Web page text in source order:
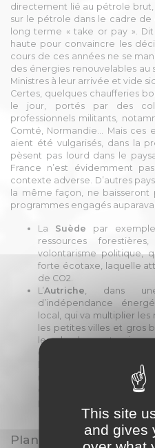
directement lié au pétrole brut,
sur le pétrole dans le cadre de
long terme « take or pay ».
haute pour convaincre les
cours de ces années ne se
des énergies renouvelables au
Ministres à leur arrivée et vide
Certes, quelques chaufferies
le jour, portés par des
professionnels militants,
Comté, Normandie… Mais ces
aient été vulgarisés, dans la
pèsent pas lourd dans le
France n’est évidemment
contexte adverse. D’autres
la même façon, ne
programmes engagés
La Suède par
ressources
volontarisme politique,
forte écotaxe, laquelle
de CO2.
L’Autriche , dans
d’indépendance
local, qui va multiplier
les petites villes et gros
les «landers» et mis
coopératives de
les Autrichiens par
renoncer au nucléaire et
construite, qui de fait n’a
peut-être cela !
Le modèle
Plan bois-énergie et
This site
and gives